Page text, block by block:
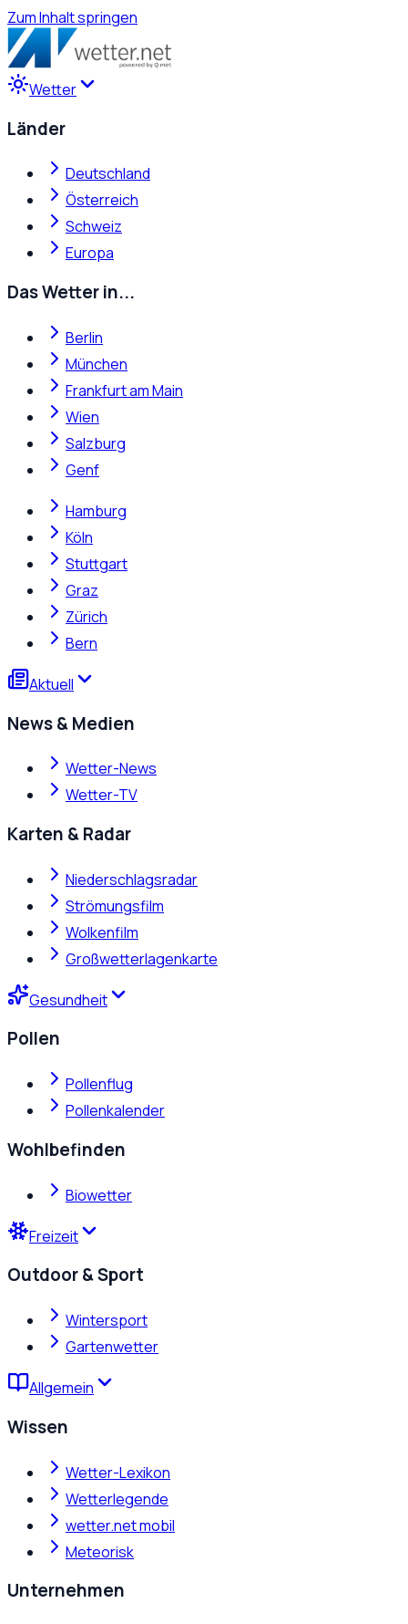
Zum Inhalt springen
Wetter
Länder
Deutschland
Österreich
Schweiz
Europa
Das Wetter in...
Berlin
München
Frankfurt am Main
Wien
Salzburg
Genf
Hamburg
Köln
Stuttgart
Graz
Zürich
Bern
Aktuell
News & Medien
Wetter-News
Wetter-TV
Karten & Radar
Niederschlagsradar
Strömungsfilm
Wolkenfilm
Großwetterlagenkarte
Gesundheit
Pollen
Pollenflug
Pollenkalender
Wohlbefinden
Biowetter
Freizeit
Outdoor & Sport
Wintersport
Gartenwetter
Allgemein
Wissen
Wetter-Lexikon
Wetterlegende
wetter.net mobil
Meteorisk
Unternehmen